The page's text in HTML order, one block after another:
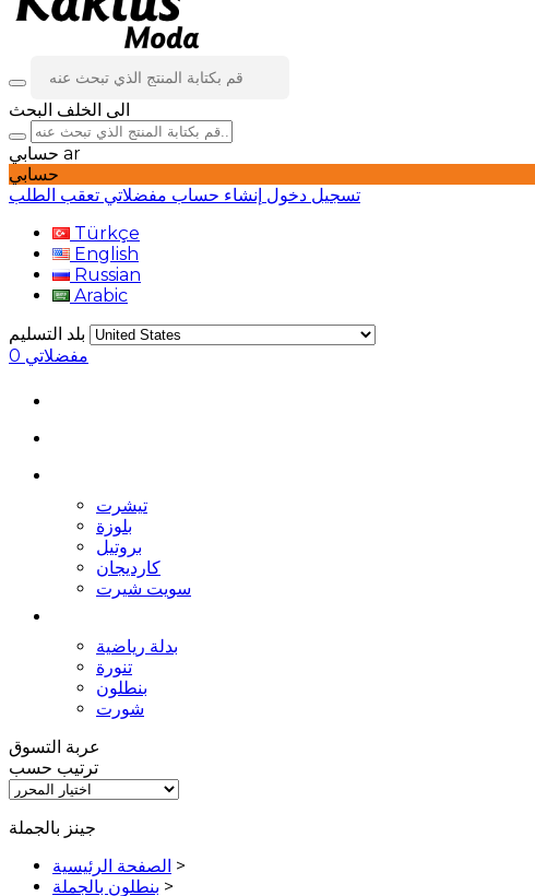
الى الخلف البحث
ar
حسابي
تسجيل دخول إنشاء حساب مفضلاتي تعقب الطلب
Türkçe
English
Russian
Arabic
بلد التسليم
مفضلاتي 0
تيشرت
بلوزة
بروتيل
كارديجان
سويت شيرت
بدلة رياضية
تنورة
بنطلون
شورت
عربة التسوق
ترتيب حسب
جينز بالجملة
الصفحة الرئيسية >
بنطلون بالجملة >